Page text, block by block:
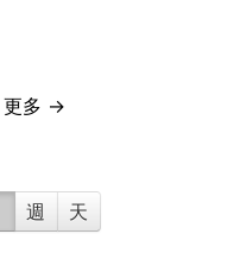
更多 →
週 天